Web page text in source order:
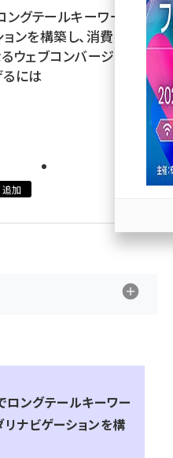
ングテールキーワードを
ンを構築し、消費者の意
ウェブコンバージョンを
には
加
ロングテールキーワー
ナビゲーションを構